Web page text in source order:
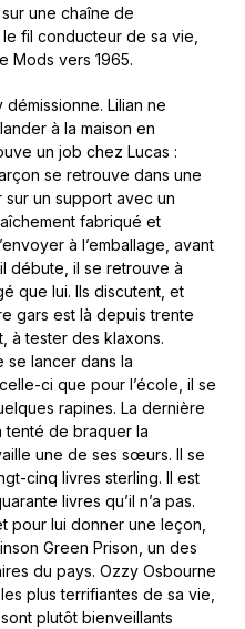
sur une chaîne de
fil conducteur de sa vie,
Mods vers 1965.
démissionne. Lilian ne
à la maison en
un job chez Lucas :
se retrouve dans une
un support avec un
fabriqué et
à l’emballage, avant
débute, il se retrouve à
que lui. Ils discutent, et
gars est là depuis trente
à tester des klaxons.
lancer dans la
ci que pour l’école, il se
rapines. La dernière
tenté de braquer la
une de ses sœurs. Il se
cinq livres sterling. Il est
livres qu’il n’a pas.
pour lui donner une leçon,
Green Prison, un des
du pays. Ozzy Osbourne
plus terrifiantes de sa vie,
plutôt bienveillants